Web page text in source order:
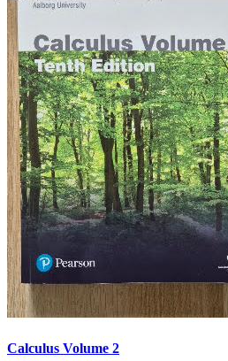
Calculus Volume 2